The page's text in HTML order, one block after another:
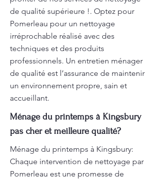
de qualité supérieure !. Optez pour
Pomerleau pour un nettoyage
irréprochable réalisé avec des
techniques et des produits
professionnels. Un entretien ménager
de qualité est l’assurance de maintenir
un environnement propre, sain et
accueillant.
Ménage du printemps à Kingsbury
pas cher et meilleure qualité?
Ménage du printemps à Kingsbury:
Chaque intervention de nettoyage par
Pomerleau est une promesse de